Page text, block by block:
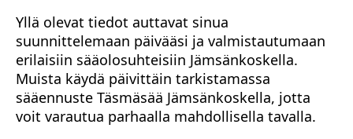
Yllä olevat tiedot auttavat sinua
suunnittelemaan päivääsi ja valmistautumaan
erilaisiin sääolosuhteisiin Jämsänkoskella.
Muista käydä päivittäin tarkistamassa
sääennuste Täsmäsää Jämsänkoskella, jotta
voit varautua parhaalla mahdollisella tavalla.